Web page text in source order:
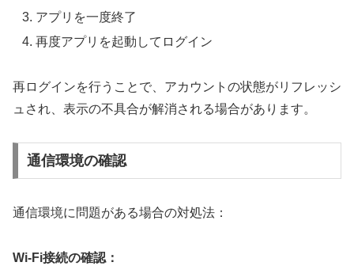
アプリを一度終了
再度アプリを起動してログイン
再ログインを行うことで、アカウントの状態がリフレッシ
ュされ、表示の不具合が解消される場合があります。
通信環境の確認
通信環境に問題がある場合の対処法：
Wi-Fi接続の確認：